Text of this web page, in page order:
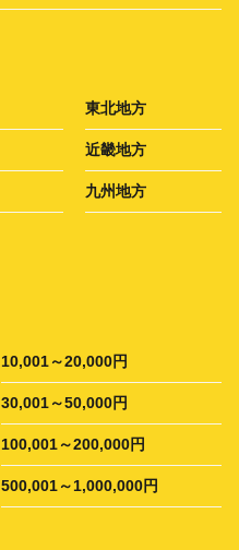
東北地方
近畿地方
九州地方
10,001～20,000円
30,001～50,000円
100,001～200,000円
500,001～1,000,000円